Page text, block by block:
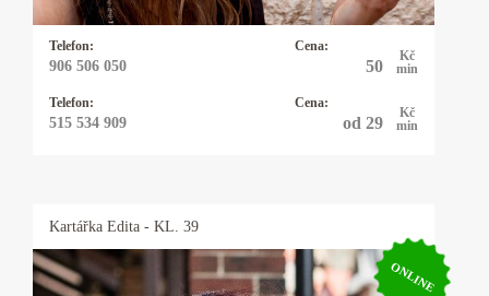
Telefon:
906 506 050
Cena:
50
Kč
min
Telefon:
515 534 909
Cena:
od 29
Kč
min
Kartářka Edita - KL. 39
ONLINE